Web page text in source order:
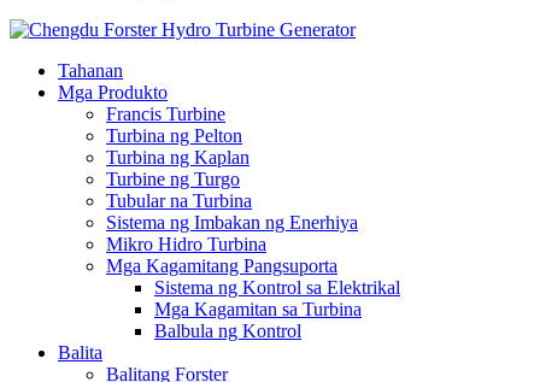
Tahanan
Mga Produkto
Francis Turbine
Turbina ng Pelton
Turbina ng Kaplan
Turbine ng Turgo
Tubular na Turbina
Sistema ng Imbakan ng Enerhiya
Mikro Hidro Turbina
Mga Kagamitang Pangsuporta
Sistema ng Kontrol sa Elektrikal
Mga Kagamitan sa Turbina
Balbula ng Kontrol
Balita
Balitang Forster